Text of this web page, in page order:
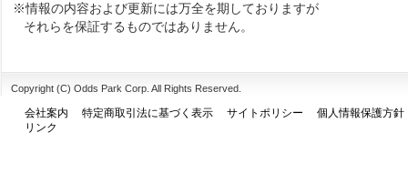
※情報の内容および更新には万全を期しておりますが
それらを保証するものではありません。
Copyright (C) Odds Park Corp. All Rights Reserved.
会社案内 特定商取引法に基づく表示 サイトポリシー
個人情報保護方針
リンク